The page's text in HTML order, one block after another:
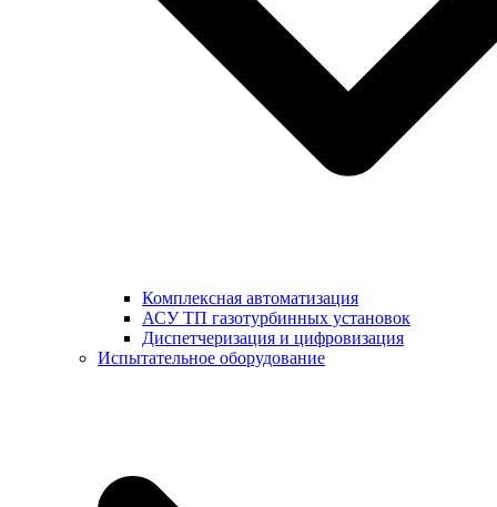
Комплексная автоматизация
АСУ ТП газотурбинных установок
Диспетчеризация и цифровизация
Испытательное оборудование